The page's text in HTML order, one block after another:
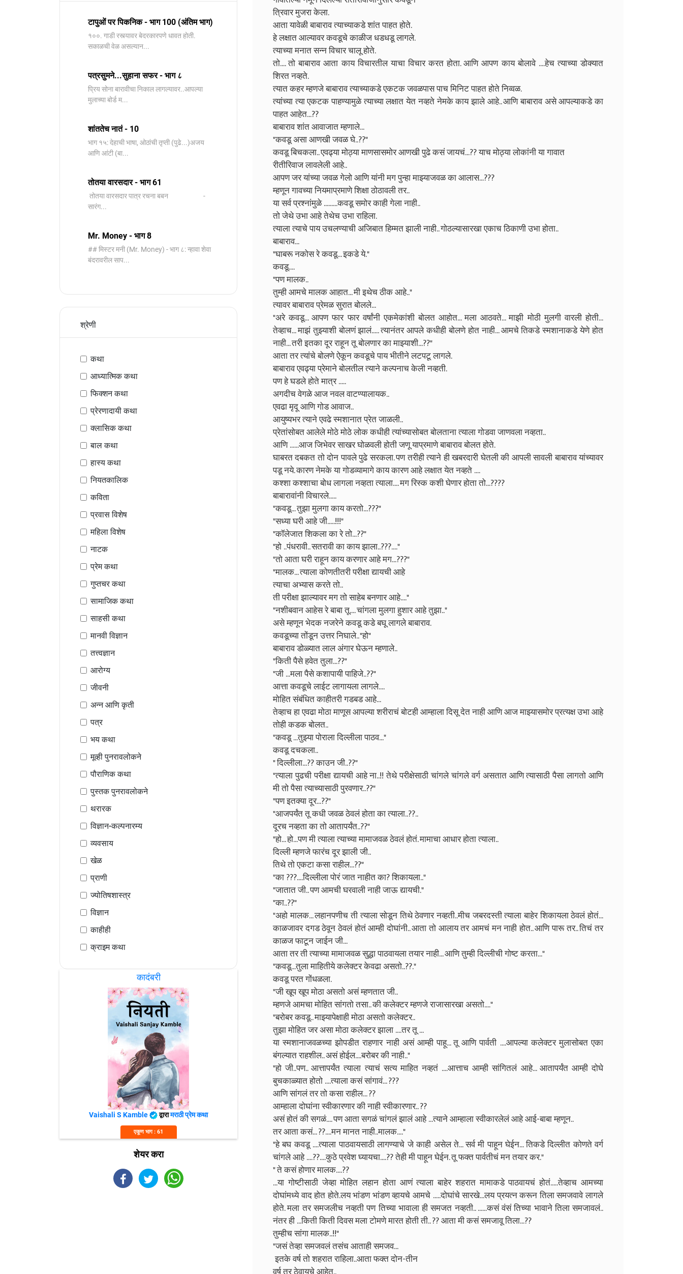
टापुओं पर पिकनिक - भाग 100 (अंतिम भाग)
१००. गाडी रस्त्यावर बेदरकारपणे धावत होती.
सकाळची वेळ असल्यान...
पत्रसुमने...सुहाना सफर - भाग ८
प्रिय सोना बारावीचा निकाल लागल्यावर..आपल्या
मुलाच्या बोर्ड म...
शांततेच नातं - 10
भाग १५: देहाची भाषा, ओठांची तृप्ती (पुढे...)अजय
आणि आंटी (बा...
तोतया वारसदार - भाग 61
तोतया वारसदार पात्र रचना बबन -
सारंग...
Mr. Money - भाग 8
## मिस्टर मनी (Mr. Money) - भाग ८: न्हावा शेवा
बंदरावरील साप...
श्रेणी
कथा
आध्यात्मिक कथा
फिक्शन कथा
प्रेरणादायी कथा
क्लासिक कथा
बाल कथा
हास्य कथा
नियतकालिक
कविता
प्रवास विशेष
महिला विशेष
नाटक
प्रेम कथा
गुप्तचर कथा
सामाजिक कथा
साहसी कथा
मानवी विज्ञान
तत्त्वज्ञान
आरोग्य
जीवनी
अन्न आणि कृती
पत्र
भय कथा
मूव्ही पुनरावलोकने
पौराणिक कथा
पुस्तक पुनरावलोकने
थरारक
विज्ञान-कल्पनारम्य
व्यवसाय
खेळ
प्राणी
ज्योतिषशास्त्र
विज्ञान
काहीही
क्राइम कथा
कादंबरी
Vaishali S Kamble द्वारामराठी प्रेम कथा
एकूण भाग : 61
शेयर करा
त्रिवार मुजरा केला.
आता यावेळी बाबाराव त्याच्याकडे शांत पाहत होते.
हे लक्षात आल्यावर कवडूचे काळीज धडधडू लागले.
त्याच्या मनात सन्न विचार चालू होते.
तो.... तो बाबाराव आता काय विचारतील याचा विचार करत होता. आणि आपण काय बोलावे ....हेच त्याच्या डोक्यात
शिरत नव्हते.
त्यात कहर म्हणजे बाबाराव त्याच्याकडे एकटक जवळपास पाच मिनिट पाहत होते निव्वळ.
त्यांच्या त्या एकटक पाहण्यामुळे त्याच्या लक्षात येत नव्हते नेमके काय झाले आहे.. आणि बाबाराव असे आपल्याकडे का
पाहत आहेत...??
बाबाराव शांत आवाजात म्हणाले...
"कवडू असा आणखी जवळ घे..??"
कवडू बिचकला.. एवढ्या मोठ्या माणसासमोर आणखी पुढे कसं जायचं...?? याच मोठ्या लोकांनी या गावात
रीतीरिवाज लावलेली आहे..
आपण जर यांच्या जवळ गेलो आणि यांनी मग पुन्हा माझ्याजवळ का आलास...???
म्हणून गावच्या नियमाप्रमाणे शिक्षा ठोठावली तर..
या सर्व प्रश्नांमुळे .........कवडू समोर काही गेला नाही..
तो जेथे उभा आहे तेथेच उभा राहिला.
त्याला त्याचे पाय उचलण्याची अजिबात हिम्मत झाली नाही.. गोठल्यासारखा एकाच ठिकाणी उभा होता..
बाबाराव...
"घाबरू नकोस रे कवडू... इकडे ये."
कवडू....
"पण मालक..
तुम्ही आमचे मालक आहात... मी इथेच ठीक आहे.."
त्यावर बाबाराव प्रेमळ सुरात बोलले...
"अरे कवडू... आपण फार फार वर्षांनी एकमेकांशी बोलत आहोत... मला आठवते... माझी मोठी मुलगी वारली होती...
तेव्हाच... माझं तुझ्याशी बोलणं झालं..... त्यानंतर आपले कधीही बोलणे होत नाही... आमचे तिकडे स्मशानाकडे येणे होत
नाही... तरी इतका दूर राहून तू बोलणार का माझ्याशी...??"
आता तर त्यांचे बोलणे ऐकून कवडूचे पाय भीतीने लटपटू लागले.
बाबाराव एवढ्या प्रेमाने बोलतील त्याने कल्पनाच केली नव्हती.
पण हे घडले होते मात्र .....
अगदीच वेगळे आज नवल वाटण्यालायक..
एवढा मृदू आणि गोड आवाज..
आयुष्यभर त्याने एवढे स्मशानात प्रेत जाळली..
प्रेतांसोबत आलेले मोठे मोठे लोक कधीही त्यांच्यासोबत बोलताना त्याला गोडवा जाणवला नव्हता..
आणि ......आज जिभेवर साखर घोळवली होती जणू याप्रमाणे बाबाराव बोलत होते.
घाबरत दबकत तो दोन पावले पुढे सरकला. पण तरीही त्याने ही खबरदारी घेतली की आपली सावली बाबाराव यांच्यावर
पडू नये. कारण नेमके या गोडव्यामागे काय कारण आहे लक्षात येत नव्हते ....
कश्शा कश्शाचा बोध लागला नव्हता त्याला.... मग रिस्क कशी घेणार होता तो...????
बाबारावांनी विचारले.....
"कवडू... तुझा मुलगा काय करतो...???"
"सध्या घरी आहे जी.....!!!"
"कॉलेजात शिकला का रे तो...??"
"हो ..पंधरावी.. सतरावी का काय झाला..???...."
"तो आता घरी राहून काय करणार आहे मग...???"
"मालक... त्याला कोणतीतरी परीक्षा द्यायची आहे
त्याचा अभ्यास करते तो..
ती परीक्षा झाल्यावर मग तो साहेब बनणार आहे...."
"नशीबवान आहेस रे बाबा तू.... चांगला मुलगा हुशार आहे तुझा.."
असे म्हणून भेदक नजरेने कवडू कडे बघू लागले बाबाराव.
कवडूच्या तोंडून उत्तर निघाले.. "हो"
बाबाराव डोळ्यात लाल अंगार घेऊन म्हणाले..
"किती पैसे हवेत तुला...??"
"जी ...मला पैसे कशापायी पाहिजे..??"
आत्ता कवडूचे लाईट लागायला लागले....
मोहित संबंधित काहीतरी गडबड आहे...
तेव्हाच हा एवढा मोठा माणूस आपल्या शरीराचं बोटही आम्हाला दिसू देत नाही आणि आज माझ्यासमोर प्रत्यक्ष उभा आहे
तोही कडक बोलत..
"कवडू ...तुझ्या पोराला दिल्लीला पाठव..."
कवडू दचकला..
" दिल्लीला...?? काउन जी..??"
"त्याला पुढची परीक्षा द्यायची आहे ना..!! तेथे परीक्षेसाठी चांगले चांगले वर्ग असतात आणि त्यासाठी पैसा लागतो आणि
मी तो पैसा त्याच्यासाठी पुरवणार..??"
"पण इतक्या दूर...??"
"आजपर्यंत तू कधी जवळ ठेवलं होता का त्याला..??..
दूरच नव्हता का तो आतापर्यंत..??"
"हो... हो...पण मी त्याला त्याच्या मामाजवळ ठेवलं होतं. मामाचा आधार होता त्याला..
दिल्ली म्हणजे फारंच दूर झाली जी..
तिथे तो एकटा कसा राहील...??"
"का ???....दिल्लीला पोरं जात नाहीत का? शिकायला.."
"जातात जी.. पण आमची घरवाली नाही जाऊ द्यायची."
"का..??"
"अहो मालक... लहानपणीच ती त्याला सोडून तिथे ठेवणार नव्हती..मीच जबरदस्ती त्याला बाहेर शिकायला ठेवलं होतं...
काळजावर दगड ठेवून ठेवलं होतं आम्ही दोघांनी.. आता तो आलाय तर आमचं मन नाही होत.. आणि पारू तर.. तिचं तर
काळज फाटून जाईन जी...
आता तर ती त्याच्या मामाजवळ सुद्धा पाठवायला तयार नाही... आणि तुम्ही दिल्लीची गोष्ट करता..."
"कवडू...तुला माहितीये कलेक्टर केवढा असतो..??."
कवडू परत गोंधळला.
"जी खूप खूप मोठा असतो असं म्हणतात जी..
म्हणजे आमचा मोहित सांगतो तसा.. की कलेक्टर म्हणजे राजासारखा असतो...."
"बरोबर कवडू.. माझ्यापेक्षाही मोठा असतो कलेक्टर..
तुझा मोहित जर असा मोठा कलेक्टर झाला ....तर तू ...
या स्मशानाजवळच्या झोपडीत राहणार नाही असं आम्ही पाहू... तू आणि पार्वती ....आपल्या कलेक्टर मुलासोबत एका
बंगल्यात राहशील.. असं होईल....बरोबर की नाही.."
"हो जी..पण.. आत्तापर्यंत त्याला त्याचं सत्य माहित नव्हतं ....आत्ताच आम्ही सांगितलं आहे... आतापर्यंत आम्ही दोघे
बुचकाळ्यात होतो ....त्याला कसं सांगावं... ???
आणि सांगलं तर तो कसा राहील... ??
आम्हाला दोघांना स्वीकारणार की नाही स्वीकारणार.. ??
असं होतं की सगळं.... पण आता सगळं चांगलं झालं आहे ...त्याने आम्हाला स्वीकारलेलं आहे आई-बाबा म्हणून..
तर आता कसं... ??....मन मानत नाही..मालक...."
"हे बघ कवडू ....त्याला पाठवायसाठी लागण्याचे जे काही असेल ते... सर्व मी पाहून घेईन... तिकडे दिल्लीत कोणते वर्ग
चांगले आहे ....??....कुठे प्रवेश घ्यायचा....?? तेही मी पाहून घेईन. तू फक्त पार्वतीचं मन तयार कर."
" ते कसं होणार मालक....??
...या गोष्टीसाठी जेव्हा मोहित लहान होता आणं त्याला बाहेर शहरात मामाकडे पाठवायचं होतं.....तेव्हाच आमच्या
दोघांमध्ये वाद होत होते.लय भांडण भांडण व्हायचे आमचे .....दोघांचे सारखे...लय प्रयत्न करून तिला समजवावे लागले
होते. मला तर समजलीच नव्हती पण तिच्या भावाला ही समजत नव्हती.. ......कसं वंसं तिच्या भावाने तिला समजावलं..
नंतर ही ...किती किती दिवस मला टोमणे मारत होती ती.. ?? आता मी कसं समजावू तिला...??
तुम्हीच सांगा मालक..!!"
"जसं तेव्हा समजवलं तसंच आताही समजव...
इतके वर्ष तो शहरात राहिला..आता फक्त दोन-तीन